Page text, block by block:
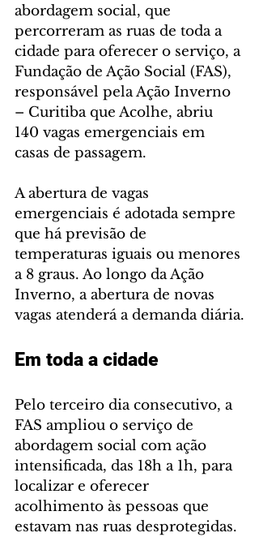
abordagem social, que
percorreram as ruas de toda a
cidade para oferecer o serviço, a
Fundação de Ação Social (FAS),
responsável pela Ação Inverno
– Curitiba que Acolhe, abriu
140 vagas emergenciais em
casas de passagem.
A abertura de vagas
emergenciais é adotada sempre
que há previsão de
temperaturas iguais ou menores
a 8 graus. Ao longo da Ação
Inverno, a abertura de novas
vagas atenderá a demanda diária.
Em toda a cidade
Pelo terceiro dia consecutivo, a
FAS ampliou o serviço de
abordagem social com ação
intensificada, das 18h a 1h, para
localizar e oferecer
acolhimento às pessoas que
estavam nas ruas desprotegidas.